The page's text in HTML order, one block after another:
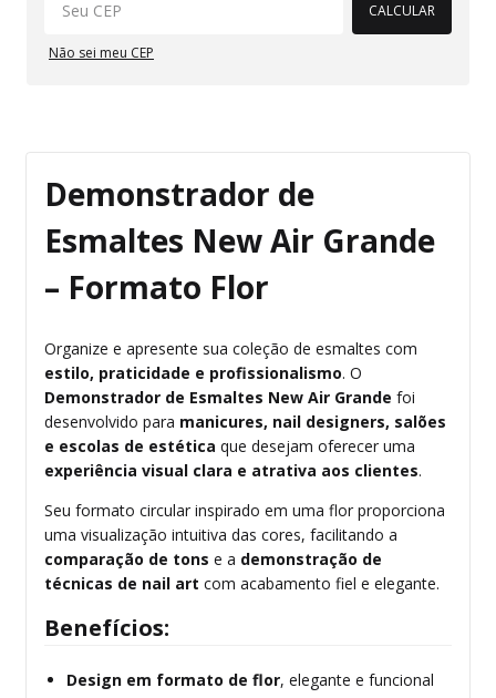
CALCULAR
Não sei meu CEP
Demonstrador de
Esmaltes New Air Grande
– Formato Flor
Organize e apresente sua coleção de esmaltes com
estilo, praticidade e profissionalismo. O
Demonstrador de Esmaltes New Air Grande foi
desenvolvido para manicures, nail designers, salões
e escolas de estética que desejam oferecer uma
experiência visual clara e atrativa aos clientes.
Seu formato circular inspirado em uma flor proporciona
uma visualização intuitiva das cores, facilitando a
comparação de tons e a demonstração de
técnicas de nail art com acabamento fiel e elegante.
Benefícios:
Design em formato de flor, elegante e funcional